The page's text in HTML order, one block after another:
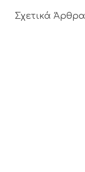
Σχετικά Άρθρα